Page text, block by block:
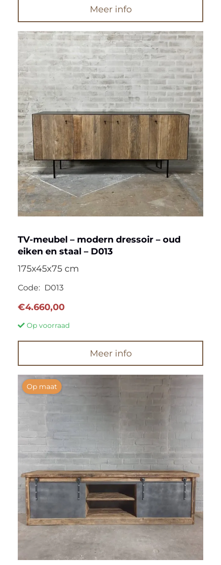
Meer info
TV-meubel – modern dressoir – oud
eiken en staal – D013
175x45x75 cm
Code: D013
€4.660,00
Op voorraad
Meer info
Op maat